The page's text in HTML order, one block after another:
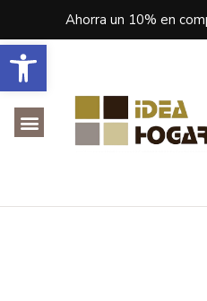
Abrir barra de herramientas
Ahorra un 10% en